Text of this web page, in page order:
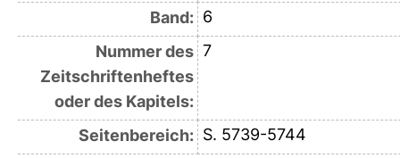
Band: 6
Nummer des
Zeitschriftenheftes
oder des Kapitels:
7
Seitenbereich: S. 5739-5744